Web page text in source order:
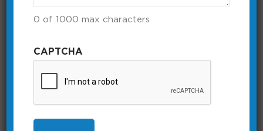
Proteja su red
Aprenda a impedir el acceso no
deseado a su sistema de iluminación
0 of 1000 max characters
CAPTCHA